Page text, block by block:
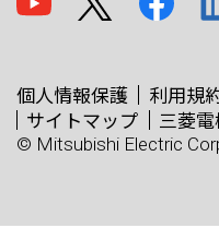
個人情報保護 利用規
サイトマップ
三菱
© Mitsubishi Electric